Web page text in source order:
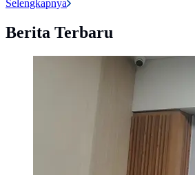
Selengkapnya
Berita Terbaru